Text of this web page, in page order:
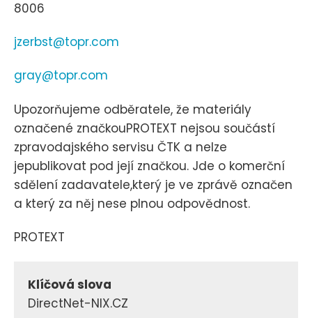
8006
jzerbst@topr.com
gray@topr.com
Upozorňujeme odběratele, že materiály
označené značkouPROTEXT nejsou součástí
zpravodajského servisu ČTK a nelze
jepublikovat pod její značkou. Jde o komerční
sdělení zadavatele,který je ve zprávě označen
a který za něj nese plnou odpovědnost.
PROTEXT
Klíčová slova
DirectNet-NIX.CZ